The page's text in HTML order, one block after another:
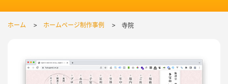
ホーム ホームページ制作事例 寺院